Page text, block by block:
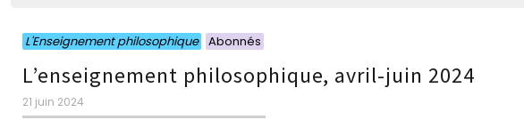
L'Enseignement philosophique Abonnés
L’enseignement philosophique, avril-juin 2024
Publié
le
21 juin 2024